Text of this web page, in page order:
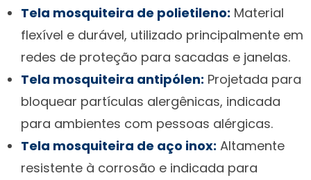
Tela mosquiteira de polietileno: Material
flexível e durável, utilizado principalmente em
redes de proteção para sacadas e janelas.
Tela mosquiteira antipólen: Projetada para
bloquear partículas alergênicas, indicada
para ambientes com pessoas alérgicas.
Tela mosquiteira de aço inox: Altamente
resistente à corrosão e indicada para